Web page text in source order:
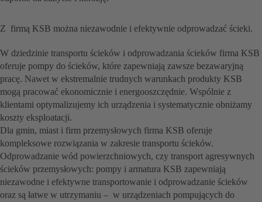
Z firmą KSB można niezawodnie i efektywnie odprowadzać ścieki.
W dziedzinie transportu ścieków i odprowadzania ścieków firma KSB
oferuje pompy do ścieków, które zapewniają zawsze bezawaryjną
pracę. Nawet w ekstremalnie trudnych warunkach produkty KSB
mogą pracować ekonomicznie i energooszczędnie. Wspólnie z
klientami optymalizujemy ich urządzenia i systematycznie obniżamy
koszty eksploatacji.
Dla gmin, miast i firm przemysłowych firma KSB oferuje
kompleksowe rozwiązania w zakresie transportu ścieków.
Odprowadzanie wód powierzchniowych, czy transport agresywnych
ścieków przemysłowych: pompy i armatura KSB zapewniają
niezawodne i efektywne transportowanie i odprowadzanie ścieków
oraz są łatwe w utrzymaniu – w urządzeniach pompujących do